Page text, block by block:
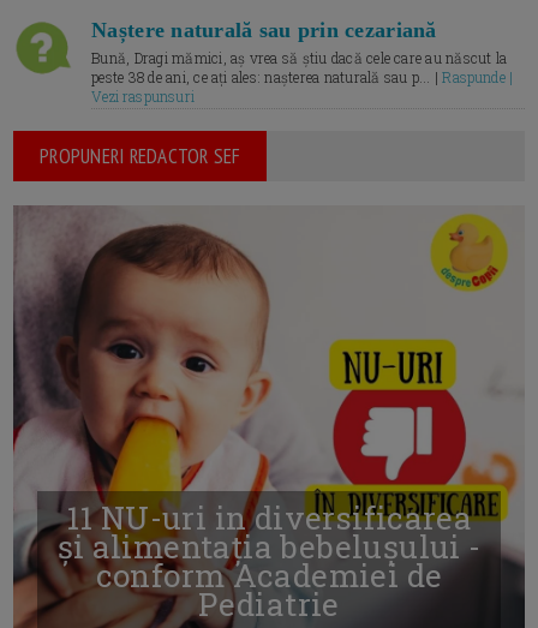
Naștere naturală sau prin cezariană
Bună, Dragi mămici, aș vrea să știu dacă cele care au născut la
peste 38 de ani, ce ați ales: nașterea naturală sau p... |Raspunde |
Vezi raspunsuri
PROPUNERI REDACTOR SEF
11 NU-uri in diversificarea
și alimentația bebelușului -
conform Academiei de
Pediatrie